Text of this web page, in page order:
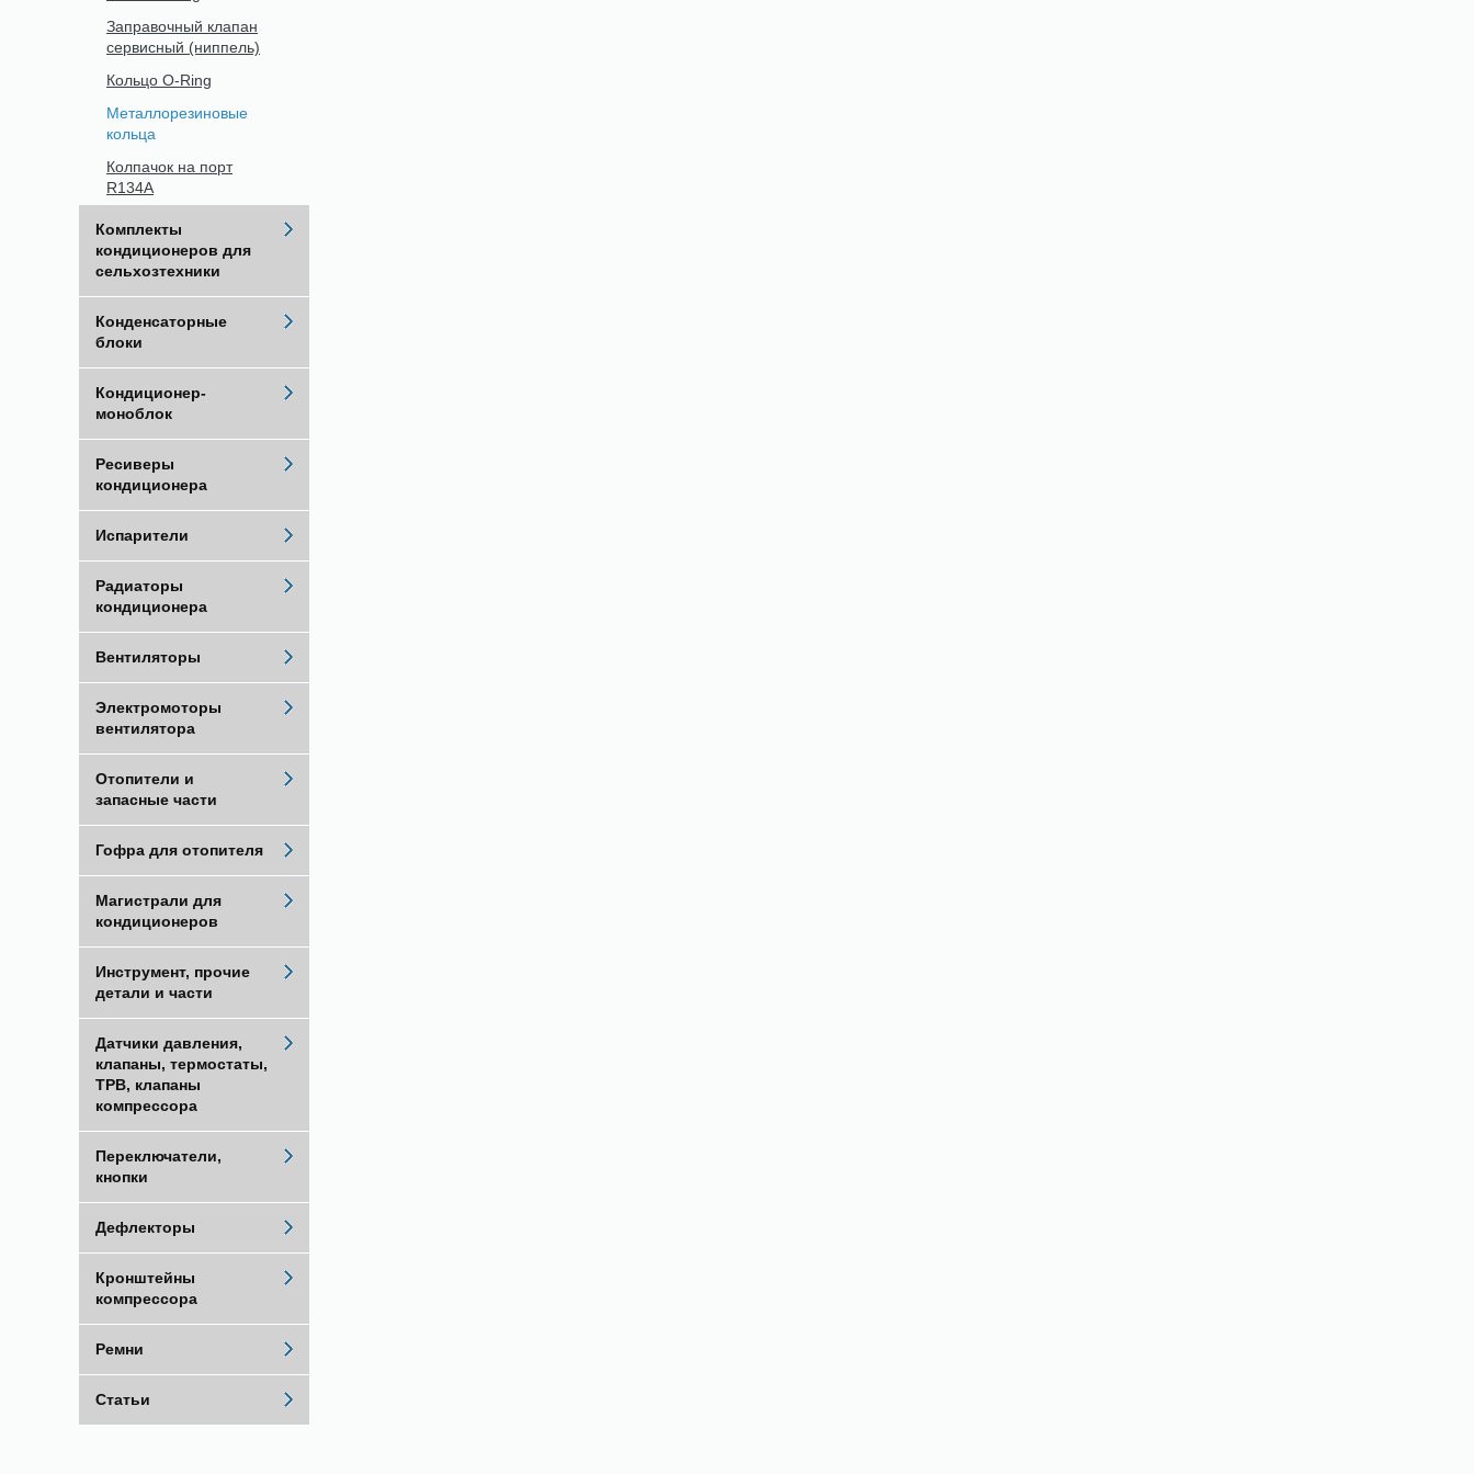
Заправочный клапан
сервисный (ниппель)
Кольцо O-Ring
Металлорезиновые
кольца
Колпачок на порт
R134A
Комплекты
кондиционеров для
сельхозтехники
Конденсаторные
блоки
Кондиционер-
моноблок
Ресиверы
кондиционера
Испарители
Радиаторы
кондиционера
Вентиляторы
Электромоторы
вентилятора
Отопители и
запасные части
Гофра для отопителя
Магистрали для
кондиционеров
Инструмент, прочие
детали и части
Датчики давления,
клапаны, термостаты,
ТРВ, клапаны
компрессора
Переключатели,
кнопки
Дефлекторы
Кронштейны
компрессора
Ремни
Статьи